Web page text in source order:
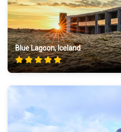
Blue Lagoon, Iceland